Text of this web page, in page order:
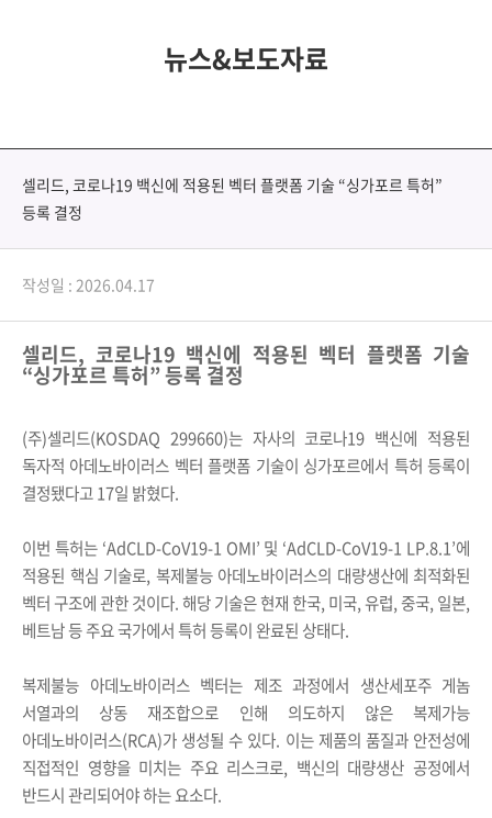
뉴스&보도자료
셀리드, 코로나19 백신에 적용된 벡터 플랫폼 기술 “싱가포르 특허”
등록 결정
작성일 : 2026.04.17
셀리드, 코로나19 백신에 적용된 벡터 플랫폼 기술
“싱가포르 특허”등록 결정
(주)셀리드(KOSDAQ 299660)는 자사의 코로나19 백신에 적용된
독자적 아데노바이러스 벡터 플랫폼 기술이 싱가포르에서 특허 등록이
결정됐다고17일 밝혔다.
이번 특허는‘AdCLD-CoV19-1 OMI’ 및 ‘AdCLD-CoV19-1 LP.8.1’에
적용된 핵심 기술로, 복제불능 아데노바이러스의 대량생산에 최적화된
벡터 구조에 관한 것이다.해당 기술은 현재 한국, 미국,유럽,중국, 일본,
베트남 등 주요 국가에서 특허 등록이 완료된 상태다.
복제불능 아데노바이러스 벡터는 제조 과정에서 생산세포주 게놈
서열과의 상동 재조합으로 인해 의도하지 않은 복제가능
아데노바이러스(RCA)가 생성될 수 있다. 이는 제품의 품질과 안전성에
직접적인 영향을 미치는 주요 리스크로, 백신의 대량생산 공정에서
반드시 관리되어야 하는 요소다.